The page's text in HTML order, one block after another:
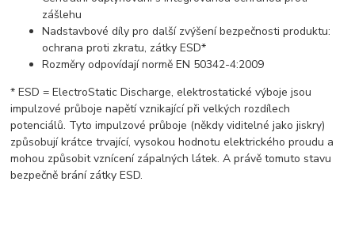
zášlehu
Nadstavbové díly pro další zvýšení bezpečnosti produktu:
ochrana proti zkratu, zátky ESD*
Rozměry odpovídají normě EN 50342-4:2009
* ESD = ElectroStatic Discharge, elektrostatické výboje jsou
impulzové průboje napětí vznikající při velkých rozdílech
potenciálů. Tyto impulzové průboje (někdy viditelné jako jiskry)
způsobují krátce trvající, vysokou hodnotu elektrického proudu a
mohou způsobit vznícení zápalných látek. A právě tomuto stavu
bezpečně brání zátky ESD.